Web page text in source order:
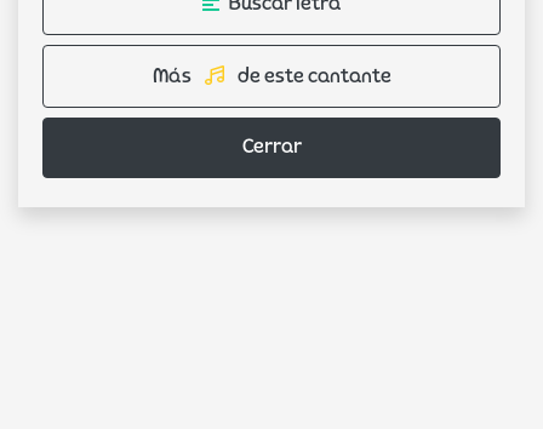
Buscar letra
Más de este cantante
Cerrar